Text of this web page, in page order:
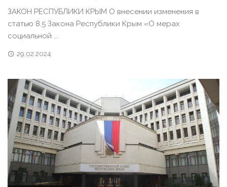
ЗАКОН РЕСПУБЛИКИ КРЫМ О внесении изменения в
статью 8.5 Закона Республики Крым «О мерах
социальной ...
29.02.2024